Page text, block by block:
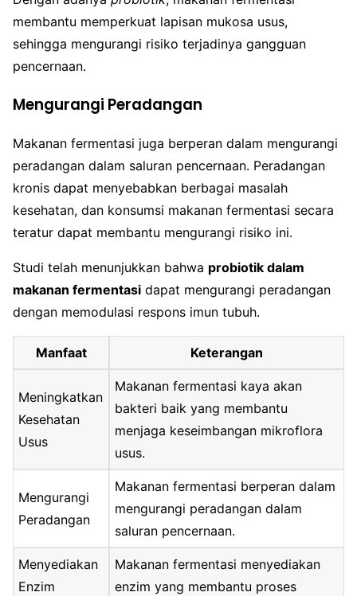
membantu memperkuat lapisan mukosa usus,
sehingga mengurangi risiko terjadinya gangguan
pencernaan.
Mengurangi Peradangan
Makanan fermentasi juga berperan dalam mengurangi
peradangan dalam saluran pencernaan. Peradangan
kronis dapat menyebabkan berbagai masalah
kesehatan, dan konsumsi makanan fermentasi secara
teratur dapat membantu mengurangi risiko ini.
Studi telah menunjukkan bahwa probiotik dalam
makanan fermentasi dapat mengurangi peradangan
dengan memodulasi respons imun tubuh.
Manfaat Keterangan
Meningkatkan
Kesehatan
Usus
Makanan fermentasi kaya akan
bakteri baik yang membantu
menjaga keseimbangan mikroflora
usus.
Mengurangi
Peradangan
Makanan fermentasi berperan dalam
mengurangi peradangan dalam
saluran pencernaan.
Menyediakan
Enzim
Makanan fermentasi menyediakan
enzim yang membantu proses